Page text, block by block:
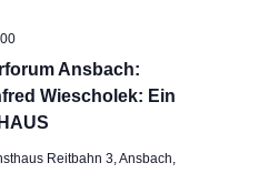
Ansbach:
Wiescholek: Ein
Reitbahn 3, Ansbach,